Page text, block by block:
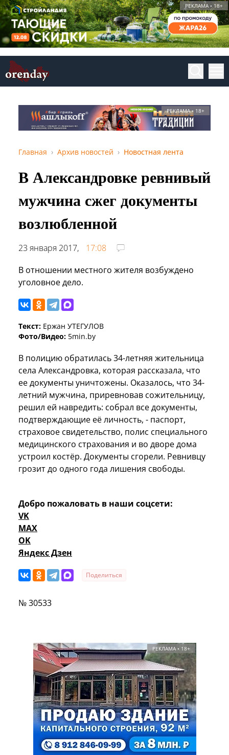
РЕКЛАМА • 18+
РЕКЛАМА • 18+
Главная Архив новостей Новостная лента
В Александровке ревнивый
мужчина сжег документы
возлюбленной
23 января 2017,
17:08
В отношении местного жителя возбуждено
уголовное дело.
Текст: Ержан УТЕГУЛОВ
Фото/Видео: 5min.by
В полицию обратилась 34-летняя жительница
села Александровка, которая рассказала, что
ее документы уничтожены. Оказалось, что 34-
летний мужчина, приревновав сожительницу,
решил ей навредить: собрал все документы,
подтверждающие её личность, - паспорт,
страховое свидетельство, полис специального
медицинского страхования и во дворе дома
устроил костёр. Документы сгорели. Ревнивцу
грозит до одного года лишения свободы.
Добро пожаловать в наши соцсети:
VK
MAX
OK
Яндекс Дзен
Поделиться
№ 30533
РЕКЛАМА • 18+